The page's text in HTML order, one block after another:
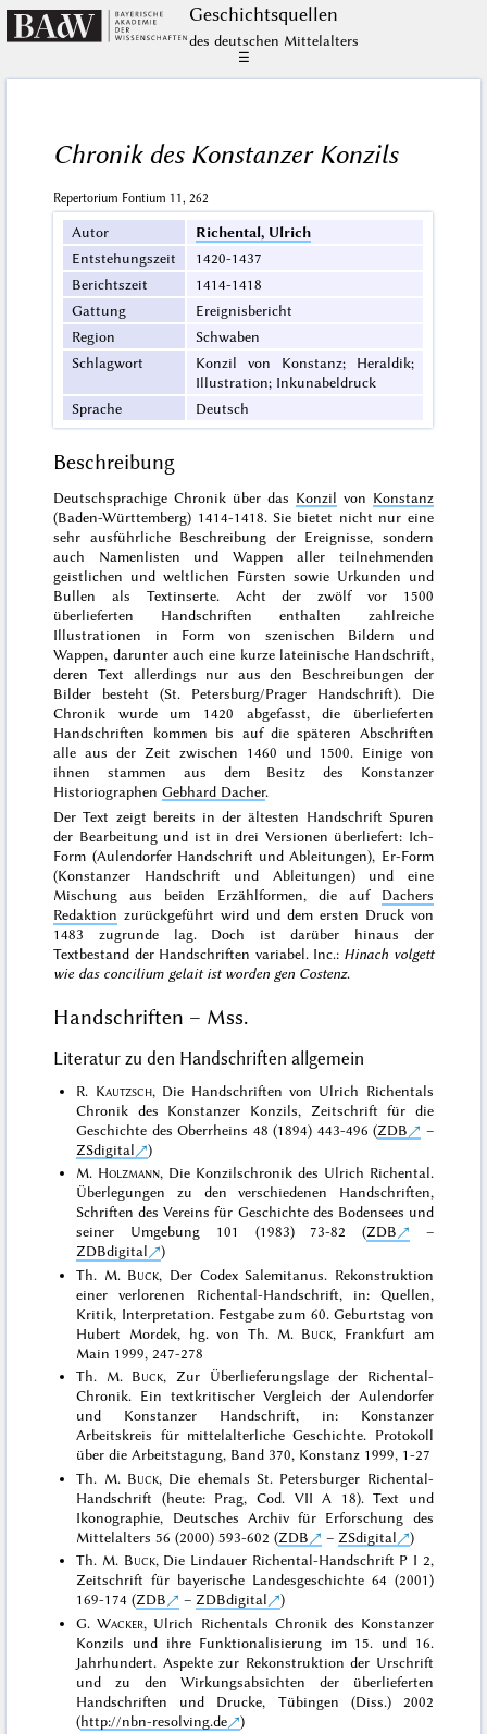
Geschichts­quellen
des deutschen Mittelalters
☰
Chronik des Konstanzer Konzils
Repertorium Fontium 11, 262
Autor
Richental, Ulrich
Entstehungszeit
1420-1437
Berichtszeit
1414-1418
Gattung
Ereignisbericht
Region
Schwaben
Schlagwort
Konzil von Konstanz; Heraldik;
Illustration; Inkunabeldruck
Sprache
Deutsch
Beschreibung
Deutschsprachige Chronik über das Konzil von Konstanz
(Baden-Württemberg) 1414-1418. Sie bietet nicht nur eine
sehr ausführliche Beschreibung der Ereignisse, sondern
auch Namenlisten und Wappen aller teilnehmenden
geistlichen und weltlichen Fürsten sowie Urkunden und
Bullen als Textinserte. Acht der zwölf vor 1500
überlieferten Handschriften enthalten zahlreiche
Illustrationen in Form von szenischen Bildern und
Wappen, darunter auch eine kurze lateinische Handschrift,
deren Text allerdings nur aus den Beschreibungen der
Bilder besteht (St. Petersburg/Prager Handschrift). Die
Chronik wurde um 1420 abgefasst, die überlieferten
Handschriften kommen bis auf die späteren Abschriften
alle aus der Zeit zwischen 1460 und 1500. Einige von
ihnen stammen aus dem Besitz des Konstanzer
HistoriographenGebhard Dacher.
Der Text zeigt bereits in der ältesten Handschrift Spuren
der Bearbeitung und ist in drei Versionen überliefert: Ich-
Form (Aulendorfer Handschrift und Ableitungen), Er-Form
(Konstanzer Handschrift und Ableitungen) und eine
Mischung aus beiden Erzählformen, die auf Dachers
Redaktion zurückgeführt wird und dem ersten Druck von
1483 zugrunde lag. Doch ist darüber hinaus der
Textbestand der Handschriften variabel. Inc.: Hinach volgett
wie das concilium gelait ist worden gen Costenz.
Handschriften – Mss.
Literatur zu den Handschriften allgemein
R. Kautzsch, Die Handschriften von Ulrich Richentals
Chronik des Konstanzer Konzils, Zeitschrift für die
Geschichte des Oberrheins 48 (1894) 443-496 (ZDB
–
ZSdigital
)
M. Holzmann, Die Konzilschronik des Ulrich Richental.
Überlegungen zu den verschiedenen Handschriften,
Schriften des Vereins für Geschichte des Bodensees und
seiner Umgebung 101 (1983) 73-82 (ZDB
–
ZDBdigital
)
Th. M. Buck, Der Codex Salemitanus. Rekonstruktion
einer verlorenen Richental-Handschrift, in: Quellen,
Kritik, Interpretation. Festgabe zum 60. Geburtstag von
Hubert Mordek, hg. von Th. M. Buck, Frankfurt am
Main 1999, 247-278
Th. M. Buck, Zur Überlieferungslage der Richental-
Chronik. Ein textkritischer Vergleich der Aulendorfer
und Konstanzer Handschrift, in: Konstanzer
Arbeitskreis für mittelalterliche Geschichte. Protokoll
über die Arbeitstagung, Band 370, Konstanz 1999, 1-27
Th. M. Buck, Die ehemals St. Petersburger Richental-
Handschrift (heute: Prag, Cod. VII A 18). Text und
Ikonographie, Deutsches Archiv für Erforschung des
Mittelalters 56 (2000) 593-602 (ZDB – ZSdigital
)
Th. M. Buck, Die Lindauer Richental-Handschrift P I 2,
Zeitschrift für bayerische Landesgeschichte 64 (2001)
169-174 (ZDB –ZDBdigital
)
G.Wacker, Ulrich Richentals Chronik des Konstanzer
Konzils und ihre Funktionalisierung im 15. und 16.
Jahrhundert. Aspekte zur Rekonstruktion der Urschrift
und zu den Wirkungsabsichten der überlieferten
Handschriften und Drucke, Tübingen (Diss.) 2002
(http://nbn-resolving.de
)